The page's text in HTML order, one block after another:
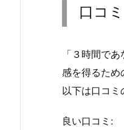
口コミ
「３時間で
感を得るため
以下は口コミ
良い口コミ: